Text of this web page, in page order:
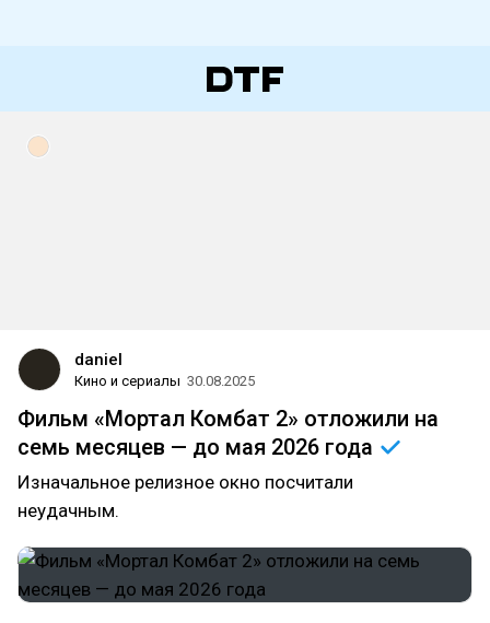
daniel
Кино и сериалы 30.08.2025
Фильм «Мортал Комбат 2» отложили на
семь месяцев — до мая 2026 года
Изначальное релизное окно посчитали
неудачным.